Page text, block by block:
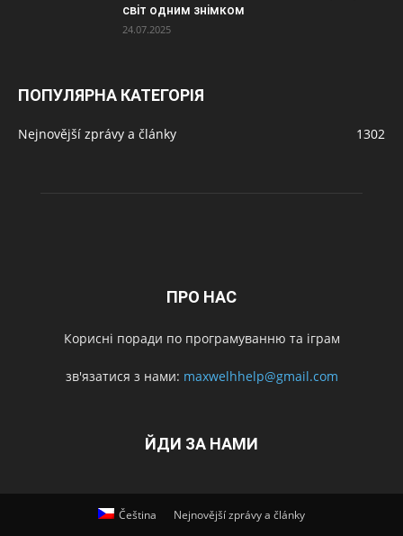
світ одним знімком
24.07.2025
ПОПУЛЯРНА КАТЕГОРІЯ
Nejnovější zprávy a články 1302
ПРО НАС
Корисні поради по програмуванню та іграм
зв'язатися з нами: maxwelhhelp@gmail.com
ЙДИ ЗА НАМИ
Čeština Nejnovější zprávy a články